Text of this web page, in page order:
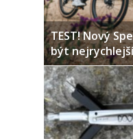
TEST! Nový
být nejrychlejší